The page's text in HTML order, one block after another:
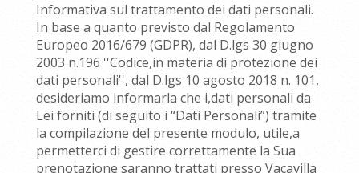
Informativa sul trattamento dei dati personali.
In base a quanto previsto dal Regolamento
Europeo 2016/679 (GDPR), dal D.lgs 30 giugno
2003 n.196 ''Codice,in materia di protezione dei
dati personali'', dal D.lgs 10 agosto 2018 n. 101,
desideriamo informarla che i,dati personali da
Lei forniti (di seguito i “Dati Personali”) tramite
la compilazione del presente modulo, utile,a
permetterci di gestire correttamente la Sua
prenotazione saranno trattati presso Vacavilla